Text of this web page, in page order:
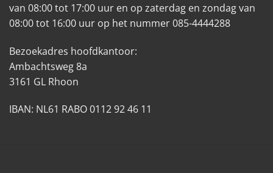
van 08:00 tot 17:00 uur en op zaterdag en zondag van
08:00 tot 16:00 uur op het nummer 085-4444288
Bezoekadres hoofdkantoor:
Ambachtsweg 8a
3161 GL Rhoon
IBAN: NL61 RABO 0112 92 46 11